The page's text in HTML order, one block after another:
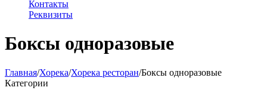
Контакты
Реквизиты
Боксы одноразовые
Главная/Хорека/Хорека ресторан/Боксы одноразовые
Категории